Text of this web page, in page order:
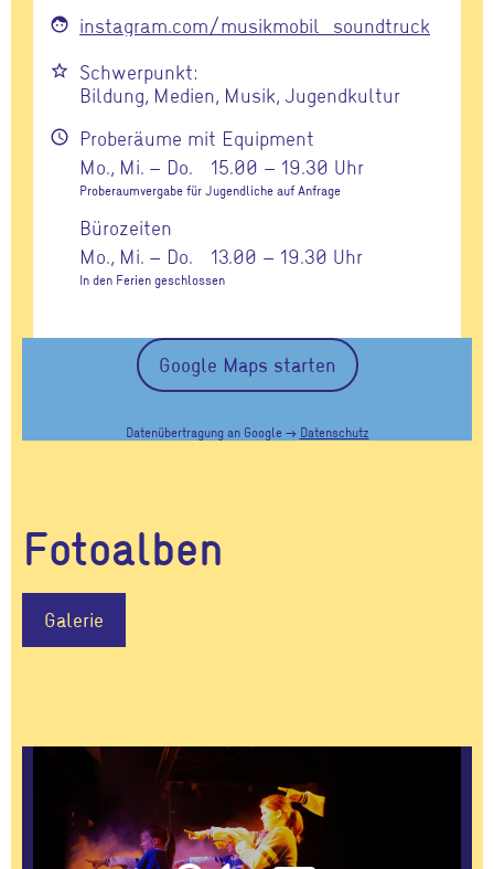
face instagram.com/musikmobil_soundtruck
star_border
Schwerpunkt:
Bildung, Medien, Musik, Jugendkultur
schedule
Proberäume mit Equipment
Mo., Mi. – Do.
15.00 – 19.30 Uhr
Proberaumvergabe für Jugendliche auf Anfrage
Bürozeiten
Mo., Mi. – Do.
13.00 – 19.30 Uhr
In den Ferien geschlossen
Google Maps starten
Datenübertragung an Google → Datenschutz
Fotoalben
Galerie